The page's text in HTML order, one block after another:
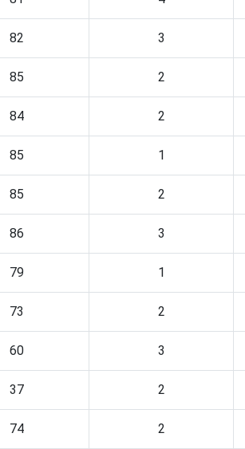
82 3
85 2
84 2
85 1
85 2
86 3
79 1
73 2
60 3
37 2
74 2